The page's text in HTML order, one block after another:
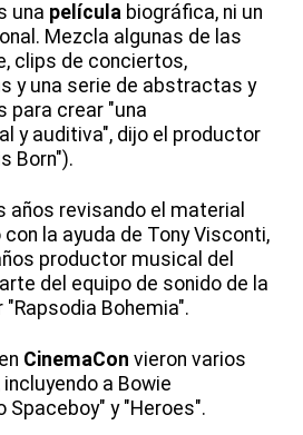
una película biográfica, ni un
Mezcla algunas de las
clips de conciertos,
y una serie de abstractas y
para crear "una
y auditiva", dijo el productor
Born").
años revisando el material
la ayuda de Tony Visconti,
productor musical del
del equipo de sonido de la
Bohemia".
CinemaCon vieron varios
incluyendo a Bowie
Spaceboy" y "Heroes".